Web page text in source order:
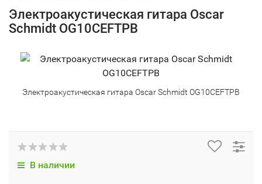
Электроакустическая гитара Oscar
Schmidt OG10CEFTPB
Электроакустическая гитара Oscar Schmidt OG10CEFTPB
В наличии